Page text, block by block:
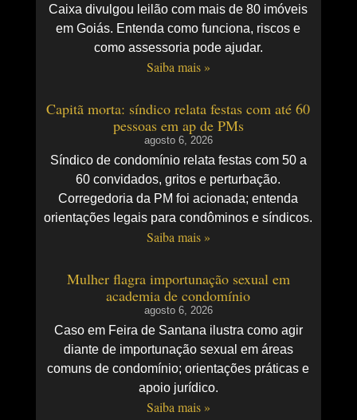
Caixa divulgou leilão com mais de 80 imóveis
em Goiás. Entenda como funciona, riscos e
como assessoria pode ajudar.
Saiba mais »
Capitã morta: síndico relata festas com até 60
pessoas em ap de PMs
agosto 6, 2026
Síndico de condomínio relata festas com 50 a
60 convidados, gritos e perturbação.
Corregedoria da PM foi acionada; entenda
orientações legais para condôminos e síndicos.
Saiba mais »
Mulher flagra importunação sexual em
academia de condomínio
agosto 6, 2026
Caso em Feira de Santana ilustra como agir
diante de importunação sexual em áreas
comuns de condomínio; orientações práticas e
apoio jurídico.
Saiba mais »